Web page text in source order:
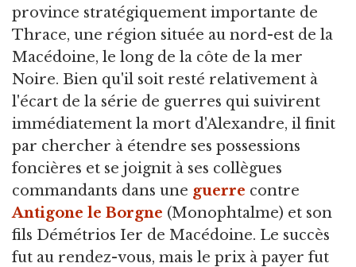
province stratégiquement importante de
Thrace, une région située au nord-est de la
Macédoine, le long de la côte de la mer
Noire. Bien qu'il soit resté relativement à
l'écart de la série de guerres qui suivirent
immédiatement la mort d'Alexandre, il finit
par chercher à étendre ses possessions
foncières et se joignit à ses collègues
commandants dans une guerre contre
Antigone le Borgne (Monophtalme) et son
fils Démétrios Ier de Macédoine. Le succès
fut au rendez-vous, mais le prix à payer fut